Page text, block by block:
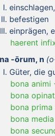
befestigen
einprägen,
haerent
-ōrum, n
Güter, die
bona animi
bona
bona prima
bona media
bona